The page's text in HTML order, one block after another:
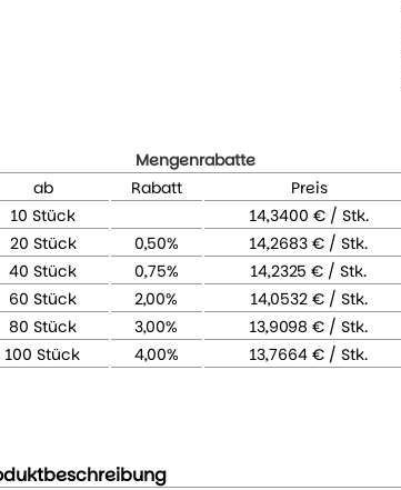
Mengenrabatte
ab
Rabatt
Preis
10 Stück
14,3400 € / Stk.
20 Stück
0,50%
14,2683 € / Stk.
40 Stück
0,75%
14,2325 € / Stk.
60 Stück
2,00%
14,0532 € / Stk.
80 Stück
3,00%
13,9098 € / Stk.
100 Stück
4,00% 13,7664 € / Stk.